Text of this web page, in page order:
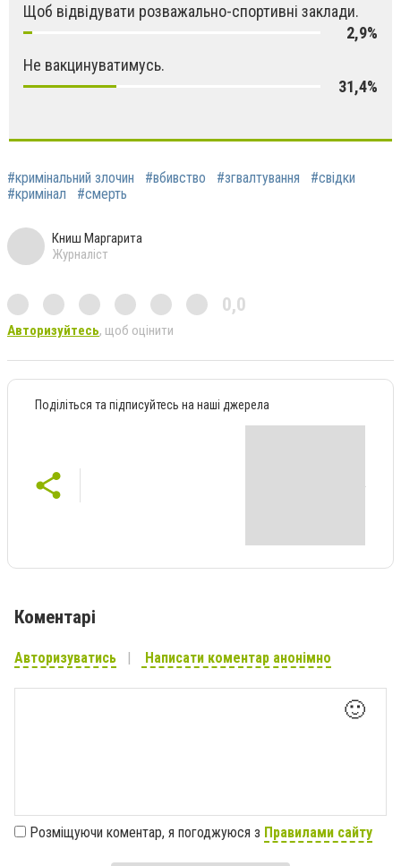
Щоб відвідувати розважально-спортивні заклади.
2,9%
Не вакцинуватимусь.
31,4%
#кримінальний злочин #вбивство #згвалтування
#свідки
#кримінал
#смерть
Книш Маргарита
Журналіст
0,0
Авторизуйтесь, щоб оцінити
Поділіться та підписуйтесь на наші джерела
Коментарі
Авторизуватись Написати коментар анонімно
🙂
Розміщуючи коментар, я погоджуюся з Правилами сайту